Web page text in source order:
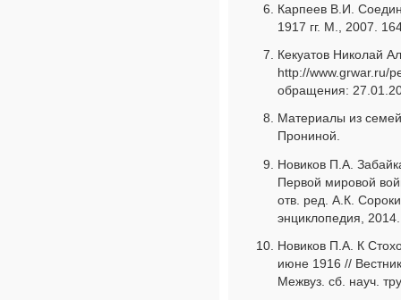
Карпеев В.И.
1917 гг. М., 2007.
Кекуатов Николай
http://www.grwar.ru/
обращения:
Материалы из
Прониной.
Новиков П.А.
Первой мировой
отв. ред. А.К.
энциклопедия,
Новиков П.А. К
июне 1916 //
Межвуз. сб. науч.